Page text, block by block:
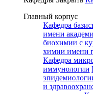
Главный корпус
Кафедра
имени
биохимии с
химии имени
Кафедра
иммунологии
и